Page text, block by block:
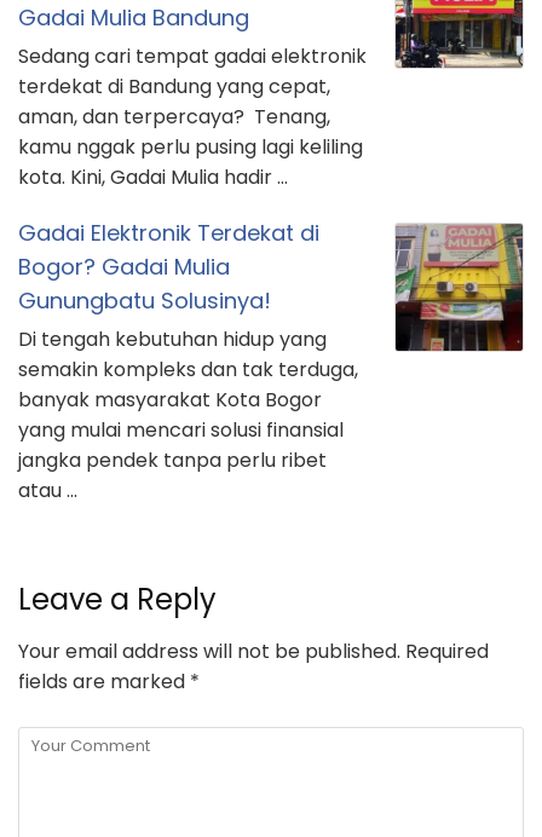
Gadai Mulia Bandung
Sedang cari tempat gadai elektronik
terdekat di Bandung yang cepat,
aman, dan terpercaya? Tenang,
kamu nggak perlu pusing lagi keliling
kota. Kini, Gadai Mulia hadir …
Gadai Elektronik Terdekat di
Bogor? Gadai Mulia
Gunungbatu Solusinya!
Di tengah kebutuhan hidup yang
semakin kompleks dan tak terduga,
banyak masyarakat Kota Bogor
yang mulai mencari solusi finansial
jangka pendek tanpa perlu ribet
atau …
Leave a Reply
Your email address will not be published. Required
fields are marked *